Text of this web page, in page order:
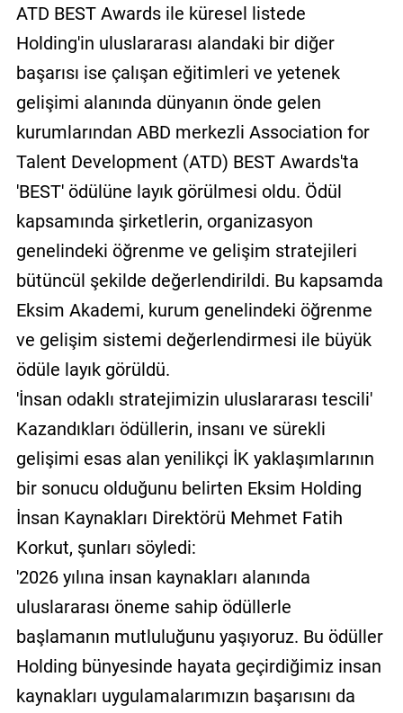
ATD BEST Awards ile küresel listede
Holding'in uluslararası alandaki bir diğer
başarısı ise çalışan eğitimleri ve yetenek
gelişimi alanında dünyanın önde gelen
kurumlarından ABD merkezli Association for
Talent Development (ATD) BEST Awards'ta
'BEST' ödülüne layık görülmesi oldu. Ödül
kapsamında şirketlerin, organizasyon
genelindeki öğrenme ve gelişim stratejileri
bütüncül şekilde değerlendirildi. Bu kapsamda
Eksim Akademi, kurum genelindeki öğrenme
ve gelişim sistemi değerlendirmesi ile büyük
ödüle layık görüldü.
'İnsan odaklı stratejimizin uluslararası tescili'
Kazandıkları ödüllerin, insanı ve sürekli
gelişimi esas alan yenilikçi İK yaklaşımlarının
bir sonucu olduğunu belirten Eksim Holding
İnsan Kaynakları Direktörü Mehmet Fatih
Korkut, şunları söyledi:
'2026 yılına insan kaynakları alanında
uluslararası öneme sahip ödüllerle
başlamanın mutluluğunu yaşıyoruz. Bu ödüller
Holding bünyesinde hayata geçirdiğimiz insan
kaynakları uygulamalarımızın başarısını da